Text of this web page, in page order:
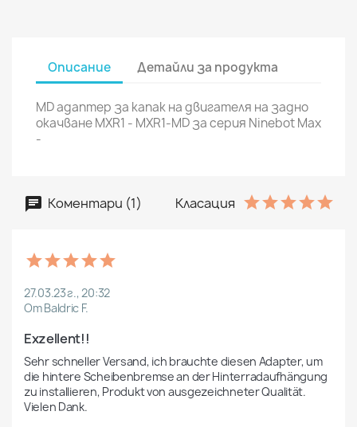
Описание Детайли за продукта
MD адаптер за капак на двигателя на задно
окачване MXR1 - MXR1-MD за серия Ninebot Max
-
Коментари (1) Класация
27.03.23 г., 20:32
От Baldric F.
Exzellent!!
Sehr schneller Versand, ich brauchte diesen Adapter, um
die hintere Scheibenbremse an der Hinterradaufhängung
zu installieren, Produkt von ausgezeichneter Qualität.
Vielen Dank.